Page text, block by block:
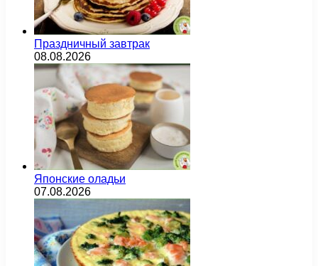
Праздничный завтрак
08.08.2026
Японские оладьи
07.08.2026